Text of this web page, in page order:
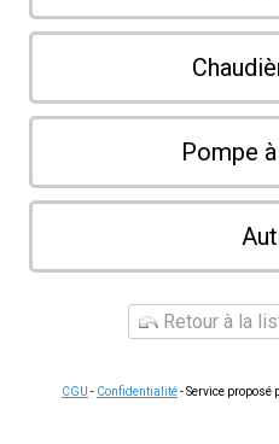
Pompe
Retour à la
CGU - Confidentialité- Service proposé